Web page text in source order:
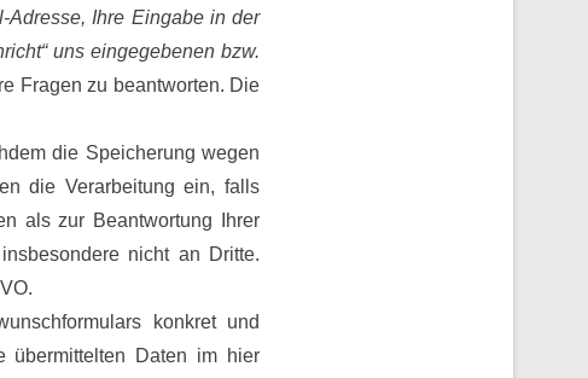
Adresse, Ihre Eingabe in der
uns eingegebenen bzw.
Fragen zu beantworten. Die
die Speicherung wegen
die Verarbeitung ein, falls
als zur Beantwortung Ihrer
nicht an Dritte.
konkret und
übermittelten Daten im hier